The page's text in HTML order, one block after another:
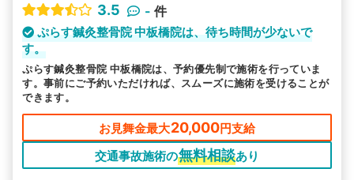
3.5
- 件
ぷらす鍼灸整骨院 中板橋院は、待ち時間が少ないで
す。
ぷらす鍼灸整骨院 中板橋院は、予約優先制で施術を行っていま
す。事前にご予約いただければ、スムーズに施術を受けることが
できます。
お見舞金最大20,000円支給
交通事故施術の無料相談あり